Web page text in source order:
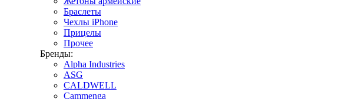
Браслеты
Чехлы iPhone
Прицелы
Прочее
Бренды:
Alpha Industries
ASG
CALDWELL
Cammenga